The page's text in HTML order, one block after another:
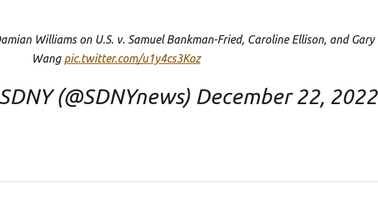
Williams on U.S. v. Samuel Bankman-Fried, Caroline Ellison, and Gary
Wang pic.twitter.com/u1y4cs3Koz
(@SDNYnews) December 22, 2022